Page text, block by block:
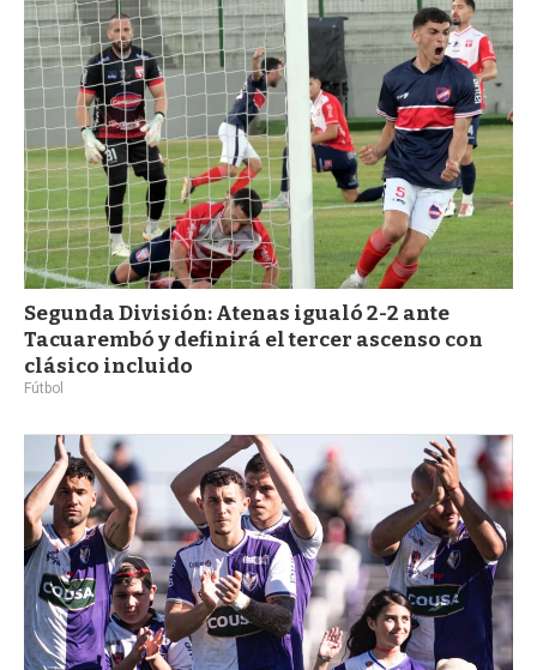
a
Segunda División: Atenas igualó 2-2 ante
Tacuarembó y definirá el tercer ascenso con
clásico incluido
Fútbol